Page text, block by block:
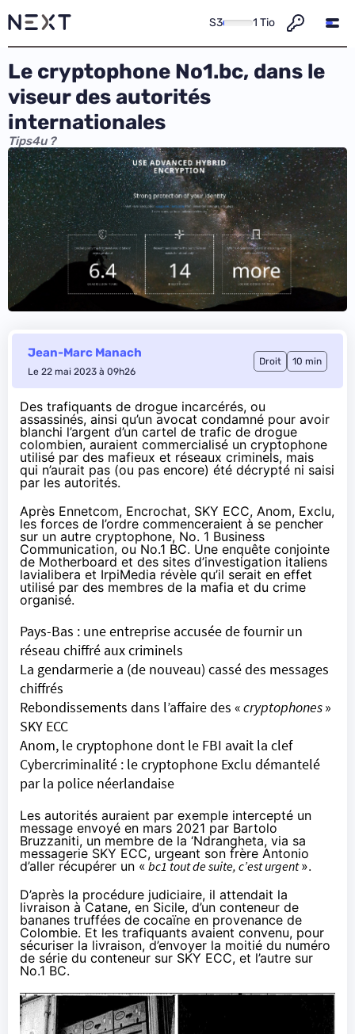
S3 1 Tio
Le cryptophone No1.bc, dans le
viseur des autorités
internationales
Tips4u ?
Jean-Marc Manach
Le 22 mai 2023 à 09h26
Droit 10 min
Des trafiquants de drogue incarcérés, ou
assassinés, ainsi qu’un avocat condamné pour avoir
blanchi l’argent d’un cartel de trafic de drogue
colombien, auraient commercialisé un cryptophone
utilisé par des mafieux et réseaux criminels, mais
qui n’aurait pas (ou pas encore) été décrypté ni saisi
par les autorités.
Après Ennetcom, Encrochat, SKY ECC, Anom, Exclu,
les forces de l’ordre commenceraient à se pencher
sur un autre cryptophone, No. 1 Business
Communication, ou No.1 BC. Une enquête conjointe
de Motherboard et des sites d’investigation italiens
lavialibera et IrpiMedia révèle qu’il serait en effet
utilisé par des membres de la mafia et du crime
organisé.
Pays-Bas : une entreprise accusée de fournir un
réseau chiffré aux criminels
La gendarmerie a (de nouveau) cassé des messages
chiffrés
Rebondissements dans l’affaire des «cryptophones»
SKY ECC
Anom, le cryptophone dont le FBI avait la clef
Cybercriminalité : le cryptophone Exclu démantelé
par la police néerlandaise
Les autorités auraient par exemple intercepté un
message envoyé en mars 2021 par Bartolo
Bruzzaniti, un membre de la ‘Ndrangheta, via sa
messagerie SKY ECC, urgeant son frère Antonio
d’aller récupérer un « bc1 tout de suite, c’est urgent».
D’après la procédure judiciaire, il attendait la
livraison à Catane, en Sicile, d’un conteneur de
bananes truffées de cocaïne en provenance de
Colombie. Et les trafiquants avaient convenu, pour
sécuriser la livraison, d’envoyer la moitié du numéro
de série du conteneur sur SKY ECC, et l’autre sur
No.1 BC.